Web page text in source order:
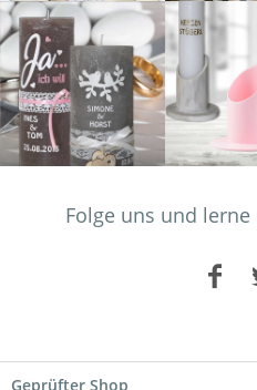
Folge uns und
Geprüfter Shop